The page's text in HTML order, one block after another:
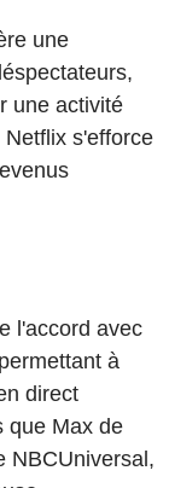
une
une activité
s'efforce
l'accord avec
à
direct
que Max de
NBCUniversal,